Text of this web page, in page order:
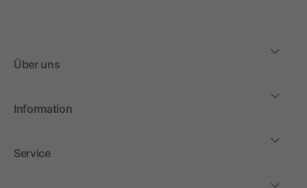
Über uns
Information
Service